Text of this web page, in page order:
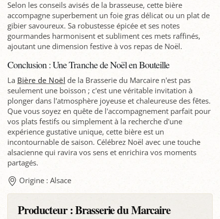
Selon les conseils avisés de la brasseuse, cette bière
accompagne superbement un foie gras délicat ou un plat de
gibier savoureux. Sa robustesse épicée et ses notes
gourmandes harmonisent et subliment ces mets raffinés,
ajoutant une dimension festive à vos repas de Noël.
Conclusion : Une Tranche de Noël en Bouteille
La Bière de Noël de la Brasserie du Marcaire n'est pas
seulement une boisson ; c'est une véritable invitation à
plonger dans l'atmosphère joyeuse et chaleureuse des fêtes.
Que vous soyez en quête de l'accompagnement parfait pour
vos plats festifs ou simplement à la recherche d'une
expérience gustative unique, cette bière est un
incontournable de saison. Célébrez Noël avec une touche
alsacienne qui ravira vos sens et enrichira vos moments
partagés.
Origine : Alsace
Producteur :Brasserie du Marcaire